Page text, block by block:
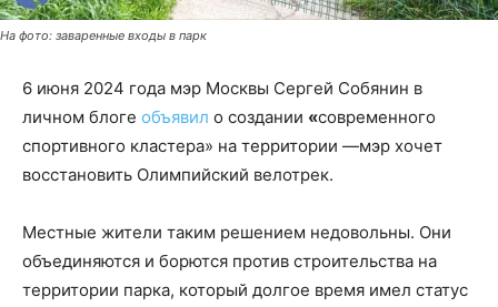
На фото: заваренные входы в парк
6 июня 2024 года мэр Москвы Сергей Собянин в
личном блоге объявил о создании «современного
спортивного кластера» на территории —мэр хочет
восстановить Олимпийский велотрек.
Местные жители таким решением недовольны. Они
объединяются и борются против строительства на
территории парка, который долгое время имел статус